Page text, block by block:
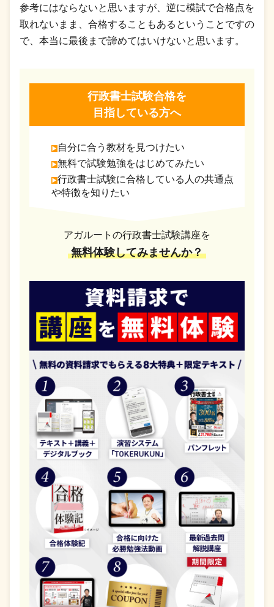
参考にはならないと思いますが、逆に模試で合格点を
取れないまま、合格することもあるということですの
で、本当に最後まで諦めてはいけないと思います。
行政書士試験合格を
目指している方へ
自分に合う教材を見つけたい
無料で試験勉強をはじめてみたい
行政書士試験に合格している人の共通点
や特徴を知りたい
アガルートの行政書士試験講座を
無料体験してみませんか？